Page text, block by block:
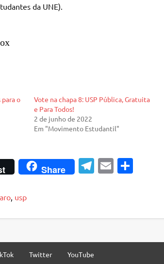
da UNE).
o
Vote na chapa 8: USP Pública, Gratuita
e Para Todos!
2 de junho de 2022
Em "Movimento Estudantil"
Share
T
m
E S
, usp
Twitter YouTube